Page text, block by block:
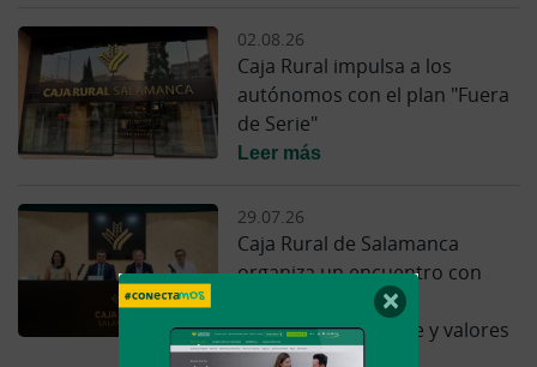
02.08.26
Caja Rural impulsa a los
autónomos con el plan "Fuera
de Serie"
Leer más
29.07.26
Caja Rural de Salamanca
organiza un encuentro con
Jesús Álvarez sobre
periodismo, deporte y valores
Leer más
×